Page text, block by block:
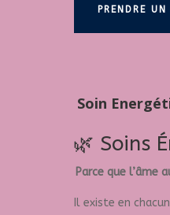
PRENDRE
Soin
🌿 Soins
Parce que l’âme
Il existe en